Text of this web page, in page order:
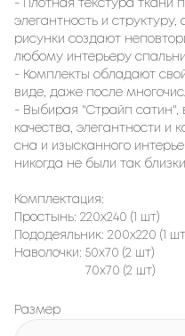
- Плотная текстура ткани
элегантность и
рисунки создают
любому интерьеру спальни.
- Комплекты обладают
виде, даже после
- Выбирая "Страйп сатин",
качества, элегантности и
сна и изысканного
никогда не были так
Комплектация:
Простынь: 220х240 (1 шт)
Пододеяльник: 200х220 (1
Наволочки: 50х70 (2 шт)
70х70 (2 шт)
Размер